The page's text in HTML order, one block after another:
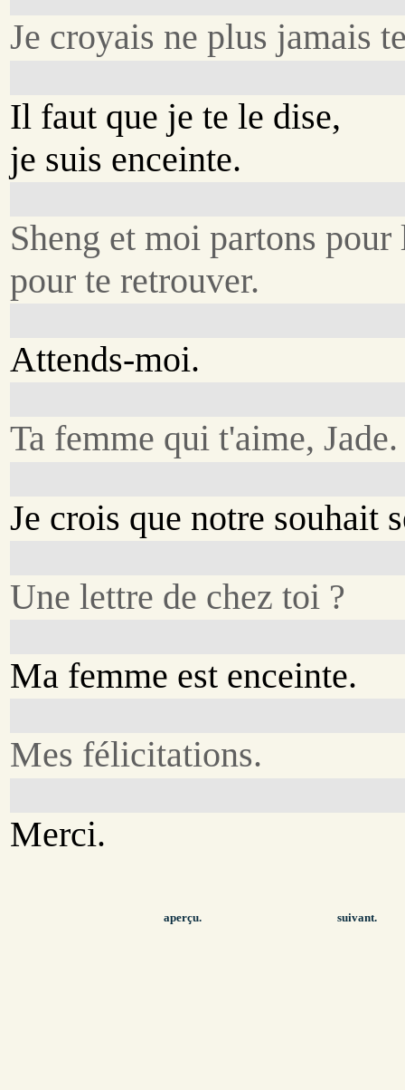
Je croyais ne plus jamais
Il faut que je te le dise,
je suis enceinte.
Sheng et moi partons
pour te retrouver.
Attends-moi.
Ta femme qui t'aime, Jade.
Je crois que notre souhait
Une lettre de chez toi ?
Ma femme est enceinte.
Mes félicitations.
Merci.
aperçu. suivant.